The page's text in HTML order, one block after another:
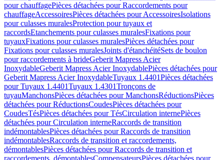
pour chauffagePièces détachées pour Raccordements pour
chauffageAccessoiresPièces détachées pour AccessoiresIsolations
pour culasses muralesProtection pour tuyaux et
raccordsEtanchements pour culasses muralesFixations pour
tuyauxFixations pour culasses muralesPièces détachées pour
Fixations pour culasses muralesJoints d'étanchéitéSets de boulon
pour raccordements à brideGeberit Mapress Acier
InoxydableGeberit Mapress Acier InoxydablePièces détachées pour
Geberit Mapress Acier InoxydableTuyaux 1.4401Pièces détachées
pour Tuyaux 1.4401Tuyaux 1.4301Tronçons de
tuyauManchonsPièces détachées pour ManchonsRéductionsPièces
détachées pour RéductionsCoudesPièces détachées pour
CoudesTésPièces détachées pour TésCirculation internePièces
détachées pour Circulation interneRaccords de transition
indémontablesPièces détachées pour Raccords de transition
indémontablesRaccords de transition et raccordements,
démontablesPièces détachées pour Raccords de transition et
raccordements, démontablesCompensateursPièces détachées pour